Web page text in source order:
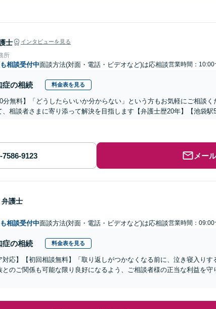
士 インタビューを見る
所
相談受付中面談方法(対面・電話・ビデオなど)は応相談営業時間：
症の相続 料金表を見る
分無料】「どうしたらいいか分からない」という方もお気軽にご相談
相談者さまに寄り添って解決を目指します【弁護士歴20年】【池袋駅5
メー
弁護士
相談受付中面談方法(対面・電話・ビデオなど)は応相談営業時間：
症の相続 料金表を見る
対応】【初回相談無料】「取り返しがつかなくなる前に、泣き寝入り
とのご関係も可能な限り良好になるよう、ご相談者様の正当な利益を